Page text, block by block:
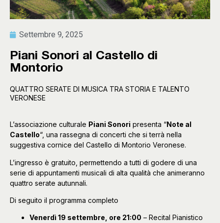
Settembre 9, 2025
Piani Sonori al Castello di
Montorio
QUATTRO SERATE DI MUSICA TRA STORIA E TALENTO
VERONESE
L’associazione culturale Piani Sonori presenta “Note al
Castello“, una rassegna di concerti che si terrà nella
suggestiva cornice del Castello di Montorio Veronese.
L’ingresso è gratuito, permettendo a tutti di godere di una
serie di appuntamenti musicali di alta qualità che animeranno
quattro serate autunnali.
Di seguito il programma completo
Venerdì 19 settembre, ore 21:00 – Recital Pianistico